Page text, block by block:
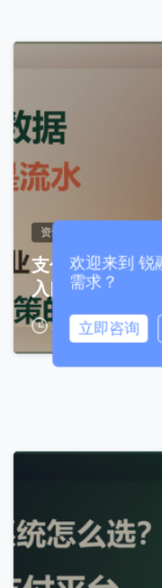
资讯文章
支付数据不只
入口
2026年8月6日
China
+86
访问历史
我们通常的回复
欢迎来到 锐
需求？
立即咨询